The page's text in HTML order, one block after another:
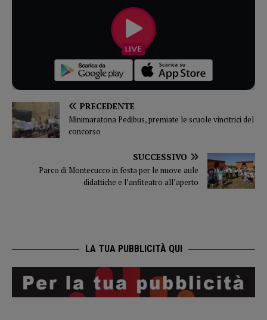
PRECEDENTE
Minimaratona Pedibus, premiate le scuole vincitrici del
concorso
SUCCESSIVO
Parco di Montecucco in festa per le nuove aule
didattiche e l’anfiteatro all’aperto
LA TUA PUBBLICITÀ QUI